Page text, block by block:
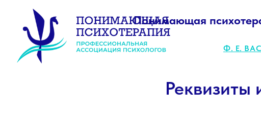
Понимающая
Ф. Е. ВАСИЛЮК
Реквизиты